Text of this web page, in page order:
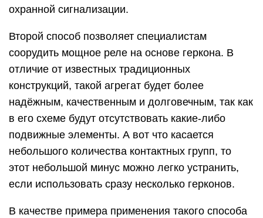
охранной сигнализации.
Второй способ позволяет специалистам
соорудить мощное реле на основе геркона. В
отличие от известных традиционных
конструкций, такой агрегат будет более
надёжным, качественным и долговечным, так как
в его схеме будут отсутствовать какие-либо
подвижные элементы. А вот что касается
небольшого количества контактных групп, то
этот небольшой минус можно легко устранить,
если использовать сразу несколько герконов.
В качестве примера применения такого способа